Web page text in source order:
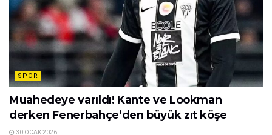
SPOR
Muahedeye varıldı! Kante ve Lookman
derken Fenerbahçe’den büyük zıt köşe
30 OCAK 2026